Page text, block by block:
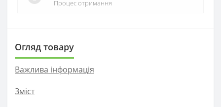
Процес отримання
Огляд товару
Важлива інформація
Зміст